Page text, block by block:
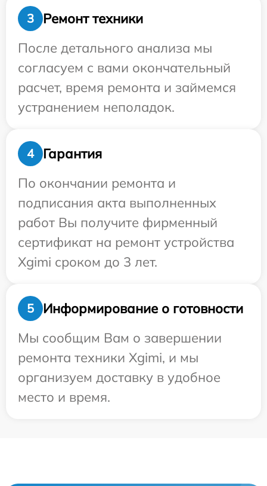
3
Ремонт техники
После детального анализа мы
согласуем с вами окончательный
расчет, время ремонта и займемся
устранением неполадок.
4
Гарантия
По окончании ремонта и
подписания акта выполненных
работ Вы получите фирменный
сертификат на ремонт устройства
Xgimi сроком до 3 лет.
5
Информирование о готовности
Мы сообщим Вам о завершении
ремонта техники Xgimi, и мы
организуем доставку в удобное
место и время.